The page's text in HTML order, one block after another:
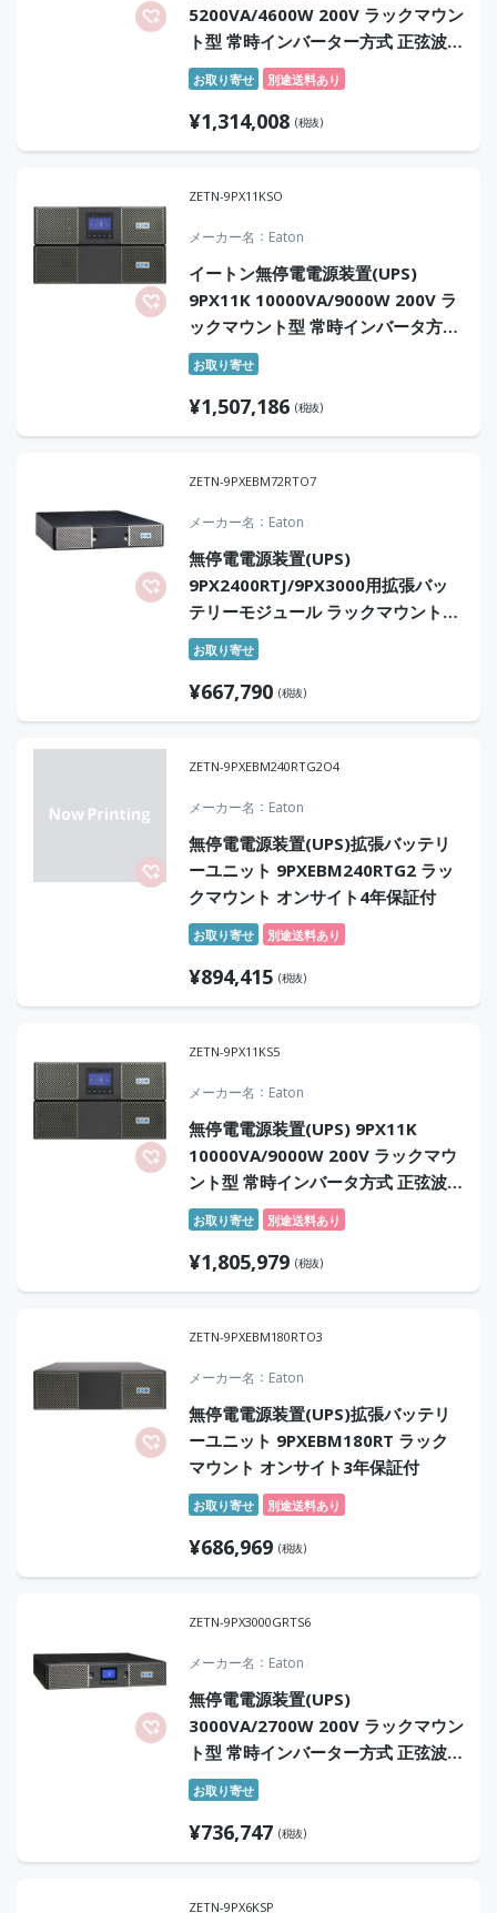
5200VA/4600W 200V ラックマウン
ト型 常時インバーター方式 正弦波
センドバック6年保証付
お取り寄せ 別途送料あり
¥1,314,008 (税抜)
ZETN-9PX11KSO
メーカー名 Eaton
イートン無停電電源装置(UPS)
9PX11K 10000VA/9000W 200V ラ
ックマウント型 常時インバータ方式
正弦波 スポットオンサイトサービス
お取り寄せ
¥1,507,186 (税抜)
ZETN-9PXEBM72RTO7
メーカー名 Eaton
無停電電源装置(UPS)
9PX2400RTJ/9PX3000用拡張バッ
テリーモジュール ラックマウント型
オンサイト7年保証付
お取り寄せ
¥667,790 (税抜)
ZETN-9PXEBM240RTG2O4
メーカー名 Eaton
無停電電源装置(UPS)拡張バッテリ
ーユニット 9PXEBM240RTG2 ラッ
クマウント オンサイト4年保証付
お取り寄せ 別途送料あり
¥894,415 (税抜)
ZETN-9PX11KS5
メーカー名 Eaton
無停電電源装置(UPS) 9PX11K
10000VA/9000W 200V ラックマウ
ント型 常時インバータ方式 正弦波
センドバック5年保証付
お取り寄せ 別途送料あり
¥1,805,979 (税抜)
ZETN-9PXEBM180RTO3
メーカー名 Eaton
無停電電源装置(UPS)拡張バッテリ
ーユニット 9PXEBM180RT ラック
マウント オンサイト3年保証付
お取り寄せ 別途送料あり
¥686,969 (税抜)
ZETN-9PX3000GRTS6
メーカー名 Eaton
無停電電源装置(UPS)
3000VA/2700W 200V ラックマウン
ト型 常時インバーター方式 正弦波
センドバック6年保証付
お取り寄せ
¥736,747 (税抜)
ZETN-9PX6KSP